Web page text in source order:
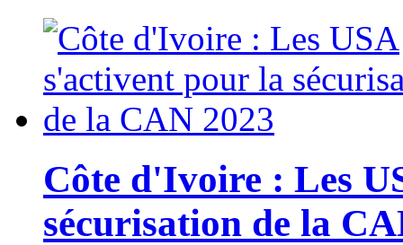
Côte d'Ivoire : Les
sécurisation de la